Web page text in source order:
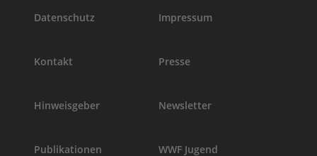
Datenschutz Impressum
Kontakt Presse
Hinweisgeber Newsletter
Publikationen WWF Jugend